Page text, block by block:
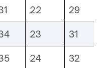
22 29
23 31
24 32